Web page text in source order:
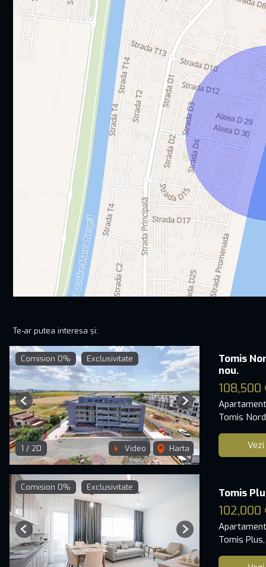
Te-ar putea interesa și:
Comision 0% Exclusivitate
1 / 20 Video Harta
Previous Next
Tomis
nou.
108,500
Tomis
Comision 0% Exclusivitate
Previous Next
Tomis
102,000
Tomis